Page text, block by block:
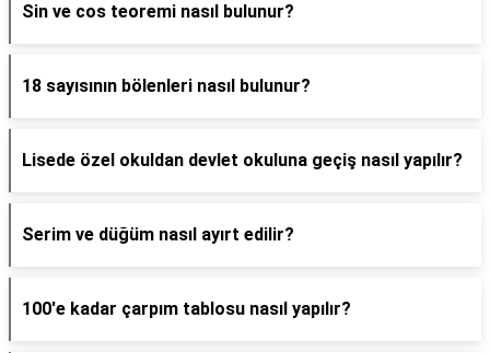
Sin ve cos teoremi nasıl bulunur?
18 sayısının bölenleri nasıl bulunur?
Lisede özel okuldan devlet okuluna geçiş nasıl yapılır?
Serim ve düğüm nasıl ayırt edilir?
100'e kadar çarpım tablosu nasıl yapılır?